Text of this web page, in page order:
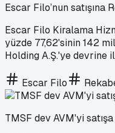
Escar Filo’nun satışına
Escar Filo Kiralama
yüzde 77,62'sinin 142
Holding A.Ş.'ye devrine
Escar Filo
TMSF dev AVM'yi satışa